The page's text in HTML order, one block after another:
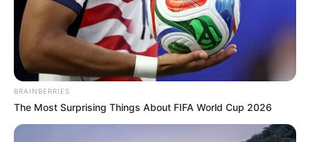
BRAINBERRIES
The Most Surprising Things About FIFA World Cup 2026